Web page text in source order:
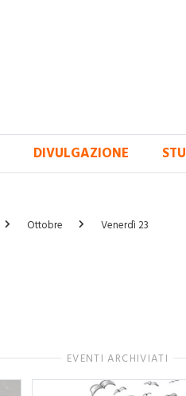
DIVULGAZIONE
Ottobre Venerdì 23
EVENTI ARCHIVIATI